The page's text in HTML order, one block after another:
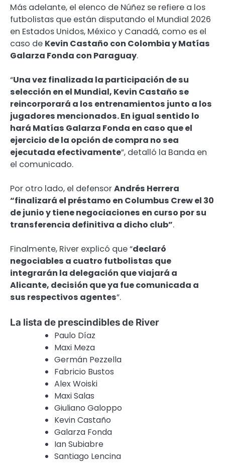
Más adelante, el elenco de Núñez se refiere a los
futbolistas que están disputando el Mundial 2026
en Estados Unidos, México y Canadá, como es el
caso de Kevin Castaño con Colombia y Matías
Galarza Fonda con Paraguay.
“Una vez finalizada la participación de su
selección en el Mundial, Kevin Castaño se
reincorporará a los entrenamientos junto a los
jugadores mencionados. En igual sentido lo
hará Matías Galarza Fonda en caso que el
ejercicio de la opción de compra no sea
ejecutada efectivamente”, detalló la Banda en
el comunicado.
Por otro lado, el defensorAndrés Herrera
“finalizará el préstamo en Columbus Crew el 30
de junio y tiene negociaciones en curso por su
transferencia definitiva a dicho club”.
Finalmente, River explicó que “declaró
negociables a cuatro futbolistas que
integrarán la delegación que viajará a
Alicante, decisión que ya fue comunicada a
sus respectivos agentes”.
La lista de prescindibles de River
Paulo Díaz
Maxi Meza
Germán Pezzella
Fabricio Bustos
Alex Woiski
Maxi Salas
Giuliano Galoppo
Kevin Castaño
Galarza Fonda
Ian Subiabre
Santiago Lencina